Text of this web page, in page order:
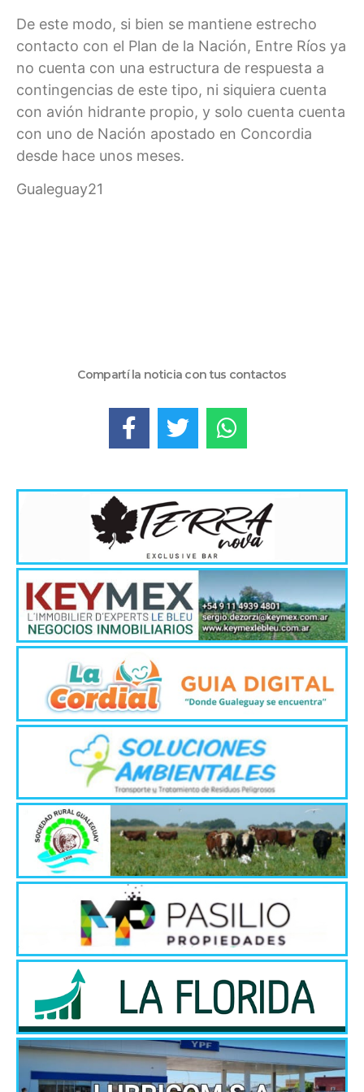
De este modo, si bien se mantiene estrecho
contacto con el Plan de la Nación, Entre Ríos ya
no cuenta con una estructura de respuesta a
contingencias de este tipo, ni siquiera cuenta
con avión hidrante propio, y solo cuenta cuenta
con uno de Nación apostado en Concordia
desde hace unos meses.
Gualeguay21
Compartí la noticia con tus contactos